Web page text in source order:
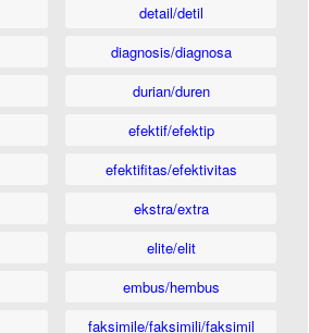
detail/detil
diagnosis/diagnosa
durian/duren
efektif/efektip
efektifitas/efektivitas
ekstra/extra
elite/elit
embus/hembus
faksimile/faksimili/faksimil